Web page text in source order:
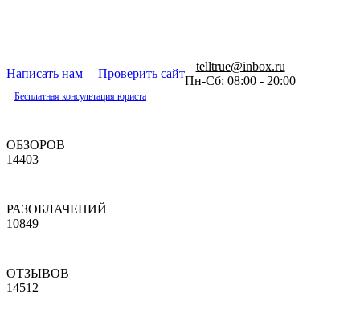
Написать нам Проверить сайт
telltrue@inbox.ru
Пн-Сб: 08:00 - 20:00
Бесплатная консультация юриста
ОБЗОРОВ
14403
РАЗОБЛАЧЕНИЙ
10849
ОТЗЫВОВ
14512